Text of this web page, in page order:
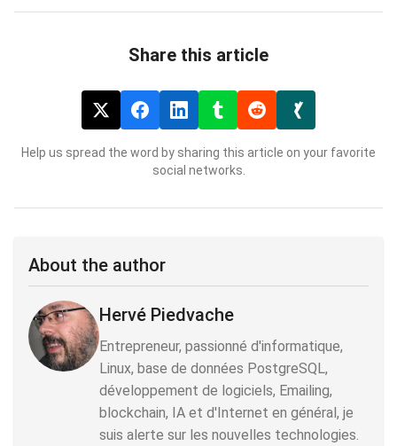
Share this article
Help us spread the word by sharing this article on your favorite
social networks.
About the author
Hervé Piedvache
Entrepreneur, passionné d'informatique,
Linux, base de données PostgreSQL,
développement de logiciels, Emailing,
blockchain, IA et d'Internet en général, je
suis alerte sur les nouvelles technologies.